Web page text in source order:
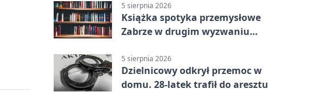
5 sierpnia 2026
Książka spotyka przemysłowe
Zabrze w drugim wyzwaniu
5 sierpnia 2026
Dzielnicowy odkrył przemoc w
domu. 28-latek trafił do aresztu